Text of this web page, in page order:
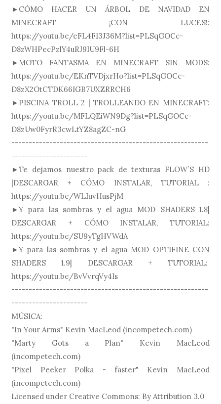
►CÓMO HACER UN ÁRBOL DE NAVIDAD EN
MINECRAFT ¡CON LUCES!:
https://youtu.be/eFL4F13J36M?list=PLSqGOCc-
D8zWHPecPzlY4uRJ9IU9Fl-6H
►MOTO FANTASMA EN MINECRAFT SIN MODS:
https://youtu.be/EKnTVDjxrHo?list=PLSqGOCc-
D8zX2OtCTDK66IGB7UXZRRCH6
►PISCINA TROLL 2 | TROLLEANDO EN MINECRAFT:
https://youtu.be/MFLQEiWN9Dg?list=PLSqGOCc-
D8zUw0FyrR3cwLtYZ8agZC-nG
---------------------------------------------------------
----------------------
►Te dejamos nuestro pack de texturas FLOW´S HD
|DESCARGAR + CÓMO INSTALAR, TUTORIAL :
https://youtu.be/WLIuvHusPjM
►Y para las sombras y el agua MOD SHADERS 1.8|
DESCARGAR + CÓMO INSTALAR, TUTORIAL:
https://youtu.be/SU9yTgHVWdA
►Y para las sombras y el agua MOD OPTIFINE CON
SHADERS 1.9| DESCARGAR + TUTORIAL:
https://youtu.be/BvVvrqVy4Is
---------------------------------------------------------
----------------------
MÚSICA:
"In Your Arms" Kevin MacLeod (incompetech.com)
"Marty Gots a Plan" Kevin MacLeod
(incompetech.com)
"Pixel Peeker Polka - faster" Kevin MacLeod
(incompetech.com)
Licensed under Creative Commons: By Attribution 3.0